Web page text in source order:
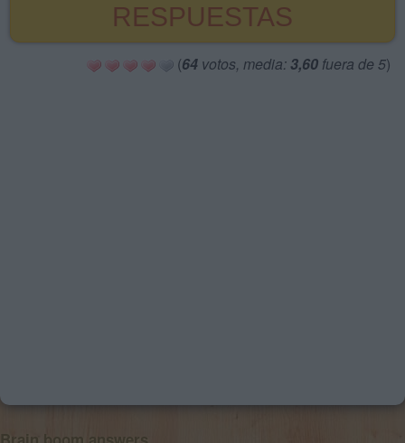
RESPUESTAS
(64 votos, media: 3,60 fuera de 5)